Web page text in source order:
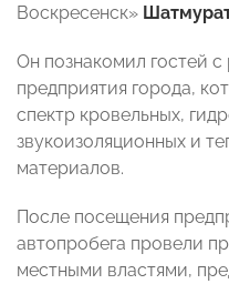
Воскресенск»
Он познакомил гостей
предприятия города,
спектр кровельных,
звукоизоляционных и
материалов.
После посещения
автопробега провели
местными властями,